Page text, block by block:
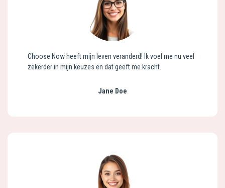
Choose Now heeft mijn leven veranderd! Ik voel me nu veel
zekerder in mijn keuzes en dat geeft me kracht.
Jane Doe